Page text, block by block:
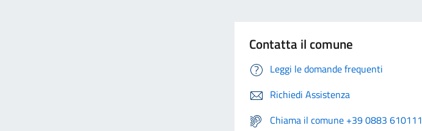
Contatta il comune
Leggi le domande frequenti
Richiedi Assistenza
Chiama il comune +39 0883 610111